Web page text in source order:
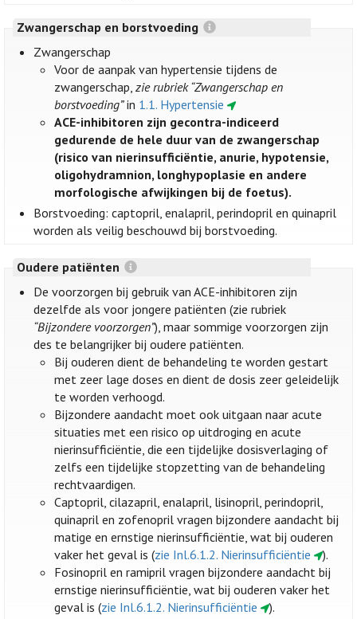
Zwangerschap en borstvoeding
Zwangerschap
Voor de aanpak van hypertensie tijdens de
zwangerschap,zie rubriek “Zwangerschap en
borstvoeding”in 1.1. Hypertensie
ACE-inhibitoren zijn gecontra-indiceerd
gedurende de hele duur van de zwangerschap
(risico van nierinsufficiëntie, anurie, hypotensie,
oligohydramnion, longhypoplasie en andere
morfologische afwijkingen bij de foetus).
Borstvoeding: captopril, enalapril, perindopril en quinapril
worden als veilig beschouwd bij borstvoeding.
Oudere patiënten
De voorzorgen bij gebruik van ACE-inhibitoren zijn
dezelfde als voor jongere patiënten (zie rubriek
“Bijzondere voorzorgen”), maar sommige voorzorgen zijn
des te belangrijker bij oudere patiënten.
Bij ouderen dient de behandeling te worden gestart
met zeer lage doses en dient de dosis zeer geleidelijk
te worden verhoogd.
Bijzondere aandacht moet ook uitgaan naar acute
situaties met een risico op uitdroging en acute
nierinsufficiëntie, die een tijdelijke dosisverlaging of
zelfs een tijdelijke stopzetting van de behandeling
rechtvaardigen.
Captopril, cilazapril, enalapril, lisinopril, perindopril,
quinapril en zofenopril vragen bijzondere aandacht bij
matige en ernstige nierinsufficiëntie, wat bij ouderen
vaker het geval is (zie Inl.6.1.2. Nierinsufficiëntie
).
Fosinopril en ramipril vragen bijzondere aandacht bij
ernstige nierinsufficiëntie, wat bij ouderen vaker het
geval is (zie Inl.6.1.2. Nierinsufficiëntie
).